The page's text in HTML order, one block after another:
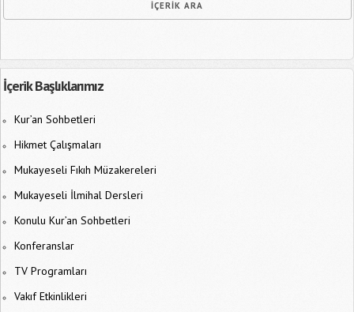
İçerik Başlıklarımız
Kur’an Sohbetleri
Hikmet Çalışmaları
Mukayeseli Fıkıh Müzakereleri
Mukayeseli İlmihal Dersleri
Konulu Kur’an Sohbetleri
Konferanslar
TV Programları
Vakıf Etkinlikleri